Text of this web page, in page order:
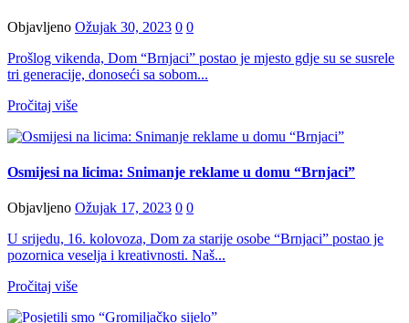
Objavljeno Ožujak 30, 2023 0 0
Prošlog vikenda, Dom “Brnjaci” postao je mjesto gdje su se susrele
tri generacije, donoseći sa sobom...
Pročitaj više
Osmijesi na licima: Snimanje reklame u domu “Brnjaci”
Objavljeno Ožujak 17, 2023 0 0
U srijedu, 16. kolovoza, Dom za starije osobe “Brnjaci” postao je
pozornica veselja i kreativnosti. Naš...
Pročitaj više